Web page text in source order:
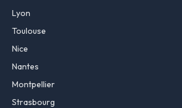
Lyon
Toulouse
Nice
Nantes
Montpellier
Strasbourg